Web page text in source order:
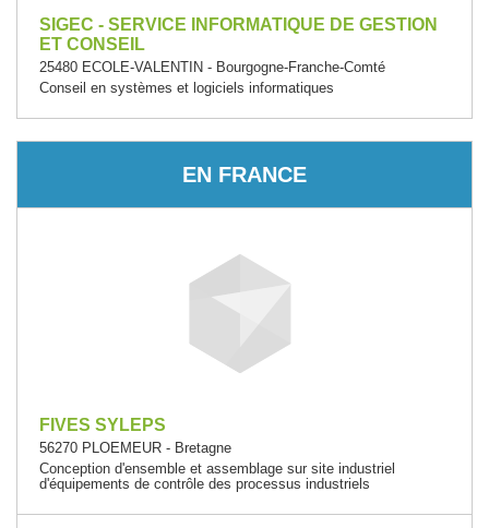
SIGEC - SERVICE INFORMATIQUE DE GESTION
ET CONSEIL
25480 ECOLE-VALENTIN - Bourgogne-Franche-Comté
Conseil en systèmes et logiciels informatiques
EN FRANCE
FIVES SYLEPS
56270 PLOEMEUR - Bretagne
Conception d'ensemble et assemblage sur site industriel
d'équipements de contrôle des processus industriels